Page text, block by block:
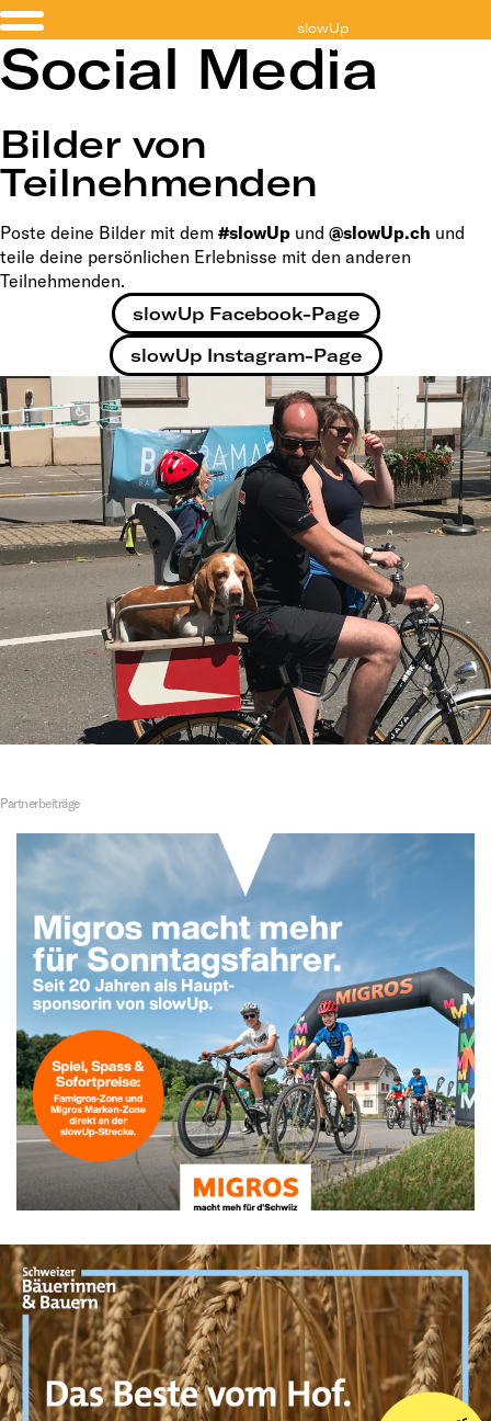
slowUp
Solothurn-Buechibärg
Social Media
Bilder von
Teilnehmenden
Poste deine Bilder mit dem #slowUp und @slowUp.ch und
teile deine persönlichen Erlebnisse mit den anderen
Teilnehmenden.
slowUp Facebook-Page
slowUp Instagram-Page
Partnerbeiträge